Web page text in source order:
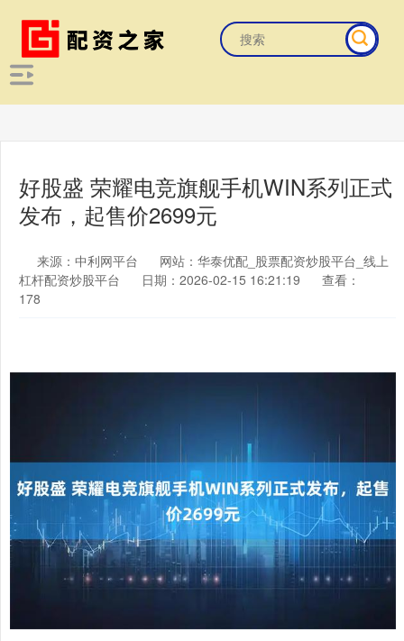
好股盛 荣耀电竞旗舰手机WIN系列正式
发布，起售价2699元
来源：中利网平台
网站：华泰优配_股票配资炒股平台_线上
杠杆配资炒股平台
日期：2026-02-15 16:21:19
查看：
178